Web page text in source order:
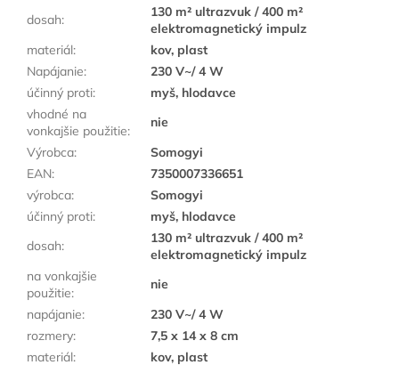
dosah:
130 m² ultrazvuk / 400 m²
elektromagnetický impulz
materiál:
kov, plast
Napájanie:
230 V~/ 4 W
účinný proti:
myš, hlodavce
vhodné na
vonkajšie použitie:
nie
Výrobca:
Somogyi
EAN:
7350007336651
výrobca:
Somogyi
účinný proti:
myš, hlodavce
dosah:
130 m² ultrazvuk / 400 m²
elektromagnetický impulz
na vonkajšie
použitie:
nie
napájanie:
230 V~/ 4 W
rozmery:
7,5 x 14 x 8 cm
materiál:
kov, plast